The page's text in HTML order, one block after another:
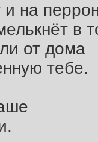
и на
в
от дома
тебе.